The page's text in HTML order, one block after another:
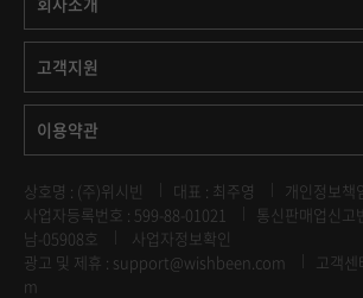
고객지원
이용약관
상호명 : (주)위시빈 대표 : 최주영
개인정보책
사업자등록번호 : 599-88-01021
통신판매업신고
남-05908호
사업자정보확인
광고 및 제휴 : support@wishbeen.com
고객
m